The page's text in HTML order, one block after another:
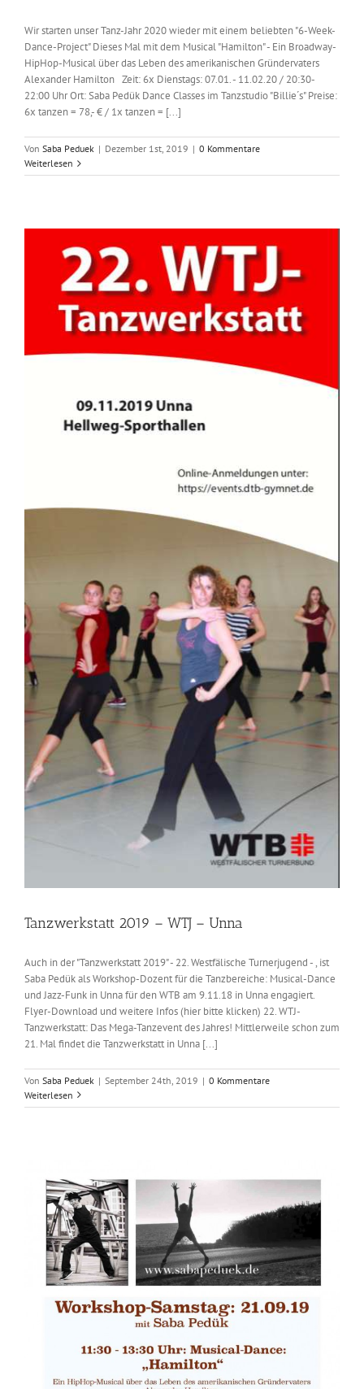
Wir starten unser Tanz-Jahr 2020 wieder mit einem beliebten "6-Week-
Dance-Project" Dieses Mal mit dem Musical "Hamilton" - Ein Broadway-
HipHop-Musical über das Leben des amerikanischen Gründervaters
Alexander Hamilton Zeit: 6x Dienstags: 07.01. - 11.02.20 / 20:30-
22:00 Uhr Ort: Saba Pedük Dance Classes im Tanzstudio "Billie´s" Preise:
6x tanzen = 78,- € / 1x tanzen = [...]
Von Saba Peduek | Dezember 1st, 2019 | 0 Kommentare
Weiterlesen
Tanzwerkstatt 2019 – WTJ – Unna
Auch in der "Tanzwerkstatt 2019" - 22. Westfälische Turnerjugend - , ist
Saba Pedük als Workshop-Dozent für die Tanzbereiche: Musical-Dance
und Jazz-Funk in Unna für den WTB am 9.11.18 in Unna engagiert.
Flyer-Download und weitere Infos (hier bitte klicken) 22. WTJ-
Tanzwerkstatt: Das Mega-Tanzevent des Jahres! Mittlerweile schon zum
21. Mal findet die Tanzwerkstatt in Unna [...]
Von Saba Peduek | September 24th, 2019 | 0 Kommentare
Weiterlesen